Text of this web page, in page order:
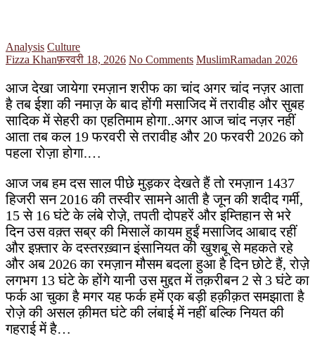
Analysis Culture
Fizza Khanफ़रवरी 18, 2026 No Comments MuslimRamadan 2026
आज देखा जायेगा रमज़ान शरीफ का चांद अगर चांद नज़र आता
है तब ईशा की नमाज़ के बाद होंगी मसाजिद में तरावीह और सुबह
सादिक में सेहरी का एहतिमाम होगा..अगर आज चांद नज़र नहीं
आता तब कल 19 फरवरी से तरावीह और 20 फरवरी 2026 को
पहला रोज़ा होगा.…
आज जब हम दस साल पीछे मुड़कर देखते हैं तो रमज़ान 1437
हिजरी सन 2016 की तस्वीर सामने आती है जून की शदीद गर्मी,
15 से 16 घंटे के लंबे रोज़े, तपती दोपहरें और इम्तिहान से भरे
दिन उस वक़्त सब्र की मिसालें कायम हुईं मसाजिद आबाद रहीं
और इफ़्तार के दस्तरख़्वान इंसानियत की खुशबू से महकते रहे
और अब 2026 का रमज़ान मौसम बदला हुआ है दिन छोटे हैं, रोज़े
लगभग 13 घंटे के होंगे यानी उस मुद्दत में तक़रीबन 2 से 3 घंटे का
फर्क आ चुका है मगर यह फर्क हमें एक बड़ी हक़ीक़त समझाता है
रोज़े की असल क़ीमत घंटे की लंबाई में नहीं बल्कि नियत की
गहराई में है…